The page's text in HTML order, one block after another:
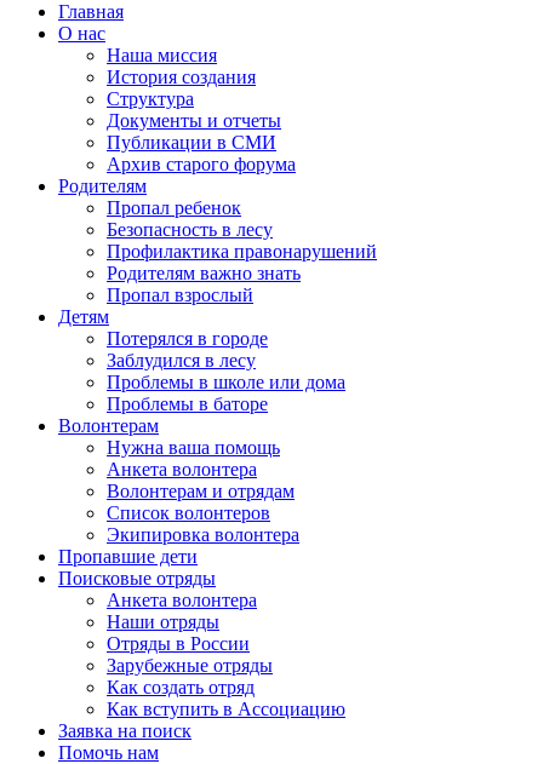
Главная
О нас
Наша миссия
История создания
Структура
Документы и отчеты
Публикации в СМИ
Архив старого форума
Родителям
Пропал ребенок
Безопасность в лесу
Профилактика правонарушений
Родителям важно знать
Пропал взрослый
Детям
Потерялся в городе
Заблудился в лесу
Проблемы в школе или дома
Проблемы в баторе
Волонтерам
Нужна ваша помощь
Анкета волонтера
Волонтерам и отрядам
Список волонтеров
Экипировка волонтера
Пропавшие дети
Поисковые отряды
Анкета волонтера
Наши отряды
Отряды в России
Зарубежные отряды
Как создать отряд
Как вступить в Ассоциацию
Заявка на поиск
Помочь нам